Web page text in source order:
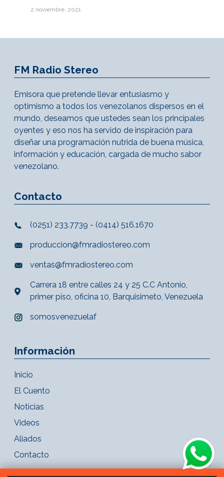
2 noviembre, 2021
FM Radio Stereo
Emisora que pretende llevar entusiasmo y
optimismo a todos los venezolanos dispersos en el
mundo, deseamos que ustedes sean los principales
oyentes y eso nos ha servido de inspiración para
diseñar una programación nutrida de buena música,
información y educación, cargada de mucho sabor
venezolano.
Contacto
(0251) 233.7739 - (0414) 516.1670
produccion@fmradiostereo.com
ventas@fmradiostereo.com
Carrera 18 entre calles 24 y 25 C.C Antonio,
primer piso, oficina 10, Barquisimeto, Venezuela
somosvenezuelaf
Información
Inicio
El Cuento
Noticias
Videos
Aliados
Contacto